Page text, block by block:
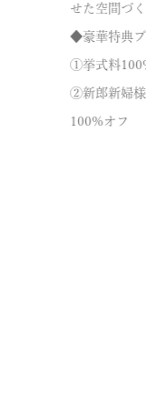
せた空間づ
◆豪華特典プ
①挙式料
②新郎新婦様
100%オフ